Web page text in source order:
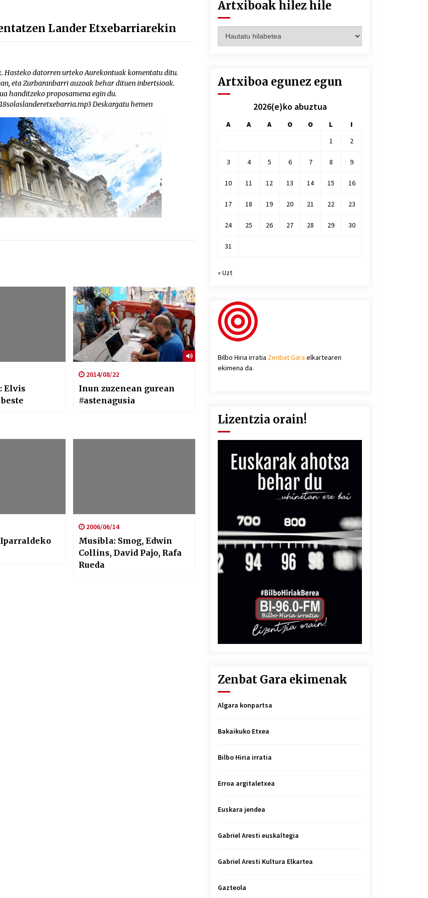
Lander Etxebarriarekin
datorren urteko Aurekontuak komentatu ditu.
eta Zurbaranbarri auzoak behar dituen inbertsioak.
handitzeko proposamena egin du.
Deskargatu hemen
Elvis
2014/08/22
Inun zuzenean gurean
#astenagusia
Iparraldeko
2006/06/14
Musibla: Smog, Edwin
Collins, David Pajo, Rafa
Rueda
Artxiboak hilez hile
hilez
Artxiboa egunez egun
2026(e)ko abuztua
A A A O O L
I
1
2
3 4 5 6 7 8 9
10 11 12 13 14 15 16
17 18 19 20 21 22 23
24 25 26 27 28 29 30
31
« Uzt
Bilbo Hiria irratia Zenbat Gara elkartearen
ekimena da.
Lizentzia orain!
Zenbat Gara ekimenak
Algara konpartsa
Bakaikuko Etxea
Bilbo Hiria irratia
Erroa argitaletxea
Euskara jendea
Gabriel Aresti euskaltegia
Gabriel Aresti Kultura Elkartea
Gazteola